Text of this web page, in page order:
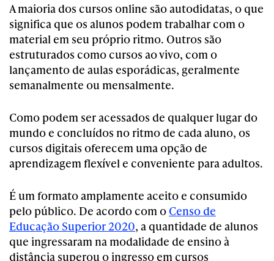
A maioria dos cursos online são autodidatas, o que
significa que os alunos podem trabalhar com o
material em seu próprio ritmo. Outros são
estruturados como cursos ao vivo, com o
lançamento de aulas esporádicas, geralmente
semanalmente ou mensalmente.
Como podem ser acessados de qualquer lugar do
mundo e concluídos no ritmo de cada aluno, os
cursos digitais oferecem uma opção de
aprendizagem flexível e conveniente para adultos.
É um formato amplamente aceito e consumido
pelo público. De acordo com o Censo de
Educação Superior 2020, a quantidade de alunos
que ingressaram na modalidade de ensino à
distância superou o ingresso em cursos